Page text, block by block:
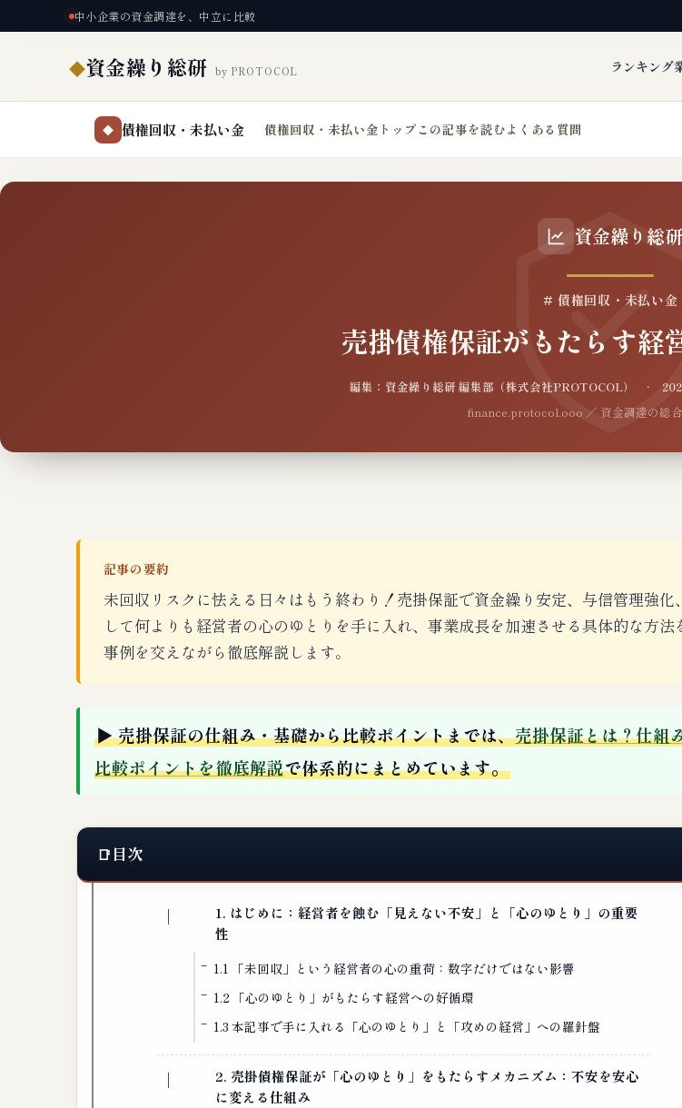
中小企業の資金調達を、中立に比較
◆資金繰り総研 by PROTOCOL ランキング
◆ 債権回収・未払い金 債権回収・未払い金トップ この記事を読むよくある質問
資金繰り総研
# 債権回収・未払い金
売掛債権保証がもたらす経
編集：資金繰り総研 編集部（株式会社PROTOCOL） ·
finance.protocol.ooo ／ 資金調達の総
記事の要約
未回収リスクに怯える日々はもう終わり！売掛保証で資金繰り安定、与信管理強化
して何よりも経営者の心のゆとりを手に入れ、事業成長を加速させる具体的な方法
事例を交えながら徹底解説します。
▶ 売掛保証の仕組み・基礎から比較ポイントまでは、売掛保証とは？仕組
比較ポイントを徹底解説で体系的にまとめています。
目次
1. はじめに：経営者を蝕む「見えない不安」と「心のゆとり」の重要
性
1.1 「未回収」という経営者の心の重荷：数字だけではない影響
1.2 「心のゆとり」がもたらす経営への好循環
1.3 本記事で手に入れる「心のゆとり」と「攻めの経営」への羅針盤
2. 売掛債権保証が「心のゆとり」をもたらすメカニズム：不安を安心
に変える仕組み